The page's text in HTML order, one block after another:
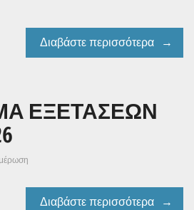
Διαβάστε περισσότερα
ΕΞΕΤΑΣΕΩΝ
Διαβάστε περισσότερα